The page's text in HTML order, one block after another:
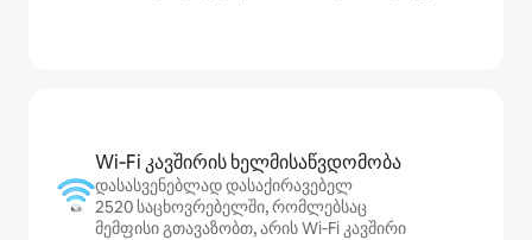
Wi‑Fi კავშირის ხელმისაწვდომობა
დასასვენებლად დასაქირავებელ
2520 საცხოვრებელში, რომლებსაც
მემფისი გთავაზობთ, არის Wi‑Fi კავშირი